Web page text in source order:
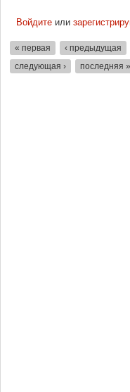
Войдитеили
Страницы
« первая ‹ предыдущая
следующая ›
последняя »